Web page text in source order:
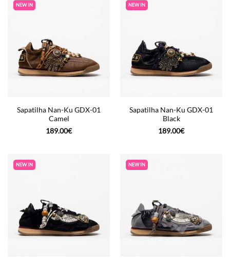
NEW IN
Sapatilha Nan-Ku GDX-01
Camel
189.00€
NEW IN
Sapatilha Nan-Ku GDX-01
Black
189.00€
NEW IN NEW IN